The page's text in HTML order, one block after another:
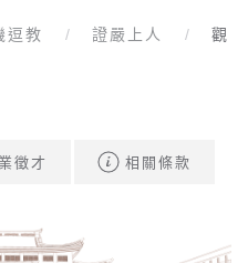
逗教 證嚴上人
觀
徵才 相關條款